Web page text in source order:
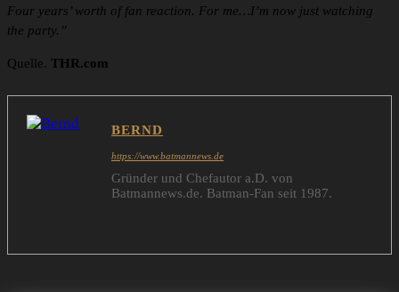
Four years’ worth of fan reaction. For me…I’m now just watching
the party.”
Quelle. THR.com
BERND
https://www.batmannews.de
Gründer und Chefautor a.D. von
Batmannews.de. Batman-Fan seit 1987.